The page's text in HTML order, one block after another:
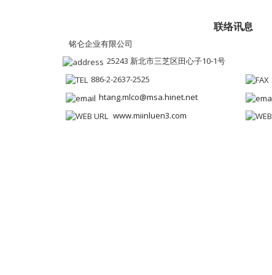
联络讯息
铭仑企业有限公司
25243 新北市三芝区田心子10-1号
886-2-2637-2525
htang.mlco@msa.hinet.net
www.miinluen3.com